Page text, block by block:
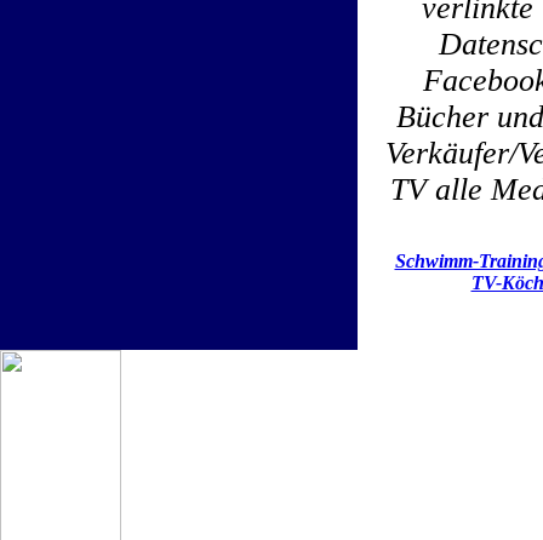
verlinkte
Bücher
Verkäufer/
TV alle
Schwimm-
TV-